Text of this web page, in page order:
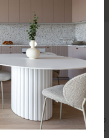
Türi tänav
Park